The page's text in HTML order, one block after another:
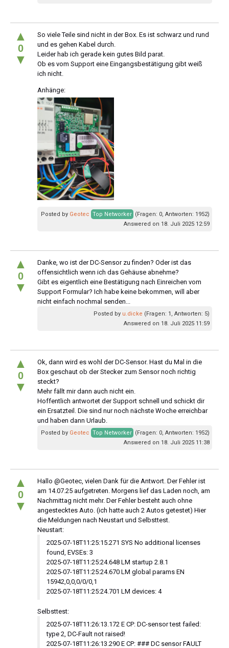
▲
0
▼
So viele Teile sind nicht in der Box. Es ist schwarz und rund
und es gehen Kabel durch.
Leider hab ich gerade kein gutes Bild parat.
Ob es vom Support eine Eingangsbestätigung gibt weiß
ich nicht.
Anhänge:
Posted by Geotec Top Networker (Fragen: 0, Antworten: 1952)
Answered on 18. Juli 2025 12:59
▲
0
▼
Danke, wo ist der DC-Sensor zu finden? Oder ist das
offensichtlich wenn ich das Gehäuse abnehme?
Gibt es eigentlich eine Bestätigung nach Einreichen vom
Support Formular? Ich habe keine bekommen, will aber
nicht einfach nochmal senden...
Posted by u.dicke (Fragen: 1, Antworten: 5)
Answered on 18. Juli 2025 11:59
▲
0
▼
Ok, dann wird es wohl der DC-Sensor. Hast du Mal in die
Box geschaut ob der Stecker zum Sensor noch richtig
steckt?
Mehr fällt mir dann auch nicht ein.
Hoffentlich antwortet der Support schnell und schickt dir
ein Ersatzteil. Die sind nur noch nächste Woche erreichbar
und haben dann Urlaub.
Posted by Geotec Top Networker (Fragen: 0, Antworten: 1952)
Answered on 18. Juli 2025 11:38
▲
0
▼
Hallo @Geotec, vielen Dank für die Antwort. Der Fehler ist
am 14.07.25 aufgetreten. Morgens lief das Laden noch, am
Nachmittag nicht mehr. Der Fehler besteht auch ohne
angestecktes Auto. (ich hatte auch 2 Autos getestet) Hier
die Meldungen nach Neustart und Selbsttest.
Neustart:
2025-07-18T11:25:15.271 SYS No additional licenses
found, EVSEs: 3
2025-07-18T11:25:24.648 LM startup 2.8.1
2025-07-18T11:25:24.670 LM global params EN
15942,0,0,0/0/0,1
2025-07-18T11:25:24.701 LM devices: 4
Selbsttest:
2025-07-18T11:26:13.172 E CP: DC-sensor test failed:
type 2, DC-Fault not raised!
2025-07-18T11:26:13.290 E CP: ### DC sensor FAULT